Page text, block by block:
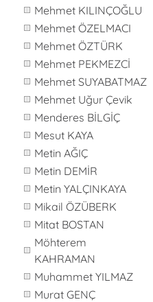
Mehmet KILINÇOĞLU
Mehmet ÖZELMACI
Mehmet ÖZTÜRK
Mehmet PEKMEZCİ
Mehmet SUYABATMAZ
Mehmet Uğur Çevik
Menderes BİLGİÇ
Mesut KAYA
Metin AĞIÇ
Metin DEMİR
Metin YALÇINKAYA
Mikail ÖZÜBERK
Mitat BOSTAN
Möhterem
KAHRAMAN
Muhammet YILMAZ
Murat GENÇ